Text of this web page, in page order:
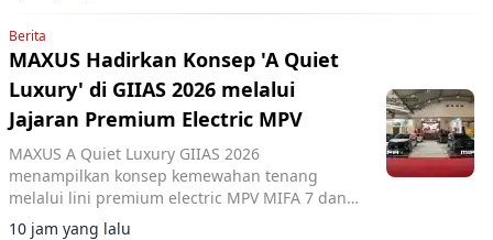
Berita
MAXUS Hadirkan Konsep 'A Quiet
Luxury' di GIIAS 2026 melalui
Jajaran Premium Electric MPV
MAXUS A Quiet Luxury GIIAS 2026
menampilkan konsep kemewahan tenang
melalui lini premium electric MPV MIFA 7 dan
MIFA 9 di ICE BSD City.
10 jam yang lalu